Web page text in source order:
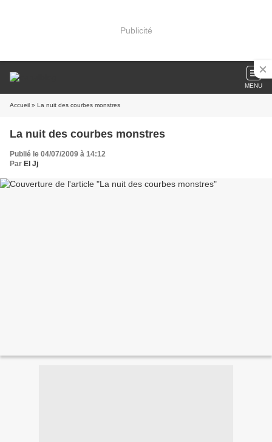
Publicité
MENU
Accueil » La nuit des courbes monstres
La nuit des courbes monstres
Publié le 04/07/2009 à 14:12
Par El Jj